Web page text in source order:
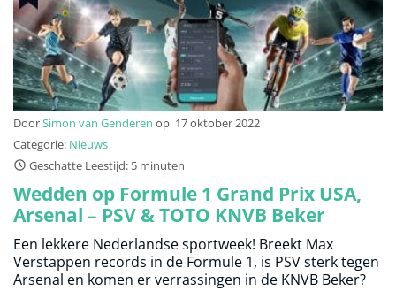
DoorSimon van Genderen op 17 oktober 2022
Categorie: Nieuws
Geschatte Leestijd: 5 minuten
Wedden op Formule 1 Grand Prix USA,
Arsenal – PSV & TOTO KNVB Beker
Een lekkere Nederlandse sportweek! Breekt Max
Verstappen records in de Formule 1, is PSV sterk tegen
Arsenal en komen er verrassingen in de KNVB Beker?